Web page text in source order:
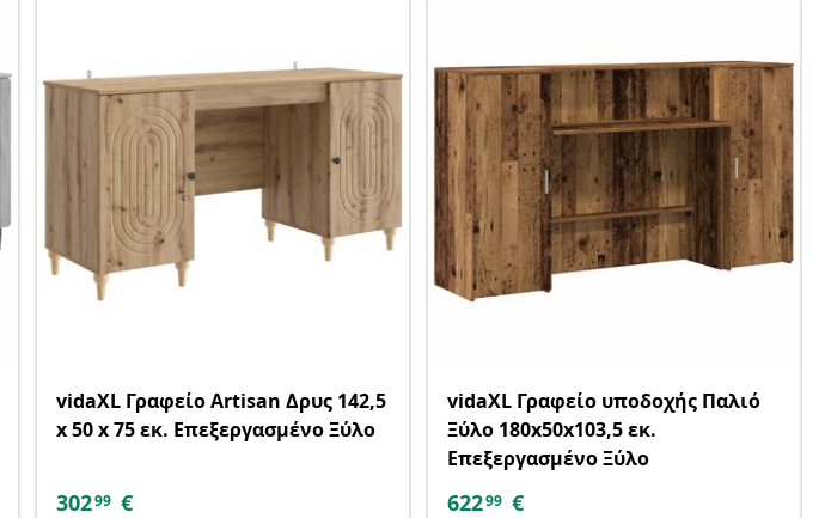
vidaXL Γραφείο Artisan Δρυς 142,5
x 50 x 75 εκ. Επεξεργασμένο Ξύλο
30299 €
vidaXL Γραφείο υποδοχής Παλιό
Ξύλο 180x50x103,5 εκ.
Επεξεργασμένο Ξύλο
62299 €